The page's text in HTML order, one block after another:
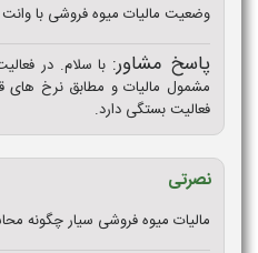
وضعیت مالیات میوه فروشی با
پاسخ مشاور: با سلام. در
مشمول مالیات و مطابق نرخ
فعالیت بستگی دارد.
نصرتی
مالیات میوه فروشی سیار چگونه